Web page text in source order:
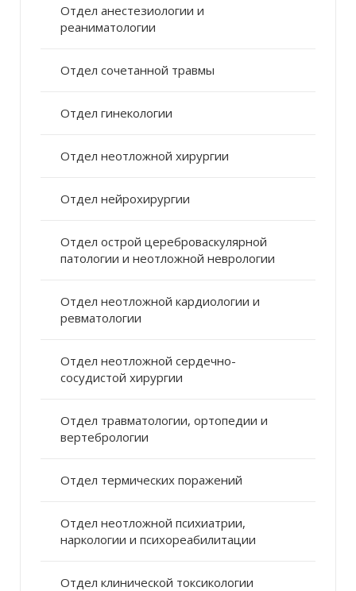
Отдел анестезиологии и
реаниматологии
Отдел сочетанной травмы
Отдел гинекологии
Отдел неотложной хирургии
Отдел нейрохирургии
Отдел острой цереброваскулярной
патологии и неотложной неврологии
Отдел неотложной кардиологии и
ревматологии
Отдел неотложной сердечно-
сосудистой хирургии
Отдел травматологии, ортопедии и
вертебрологии
Отдел термических поражений
Отдел неотложной психиатрии,
наркологии и психореабилитации
Отдел клинической токсикологии